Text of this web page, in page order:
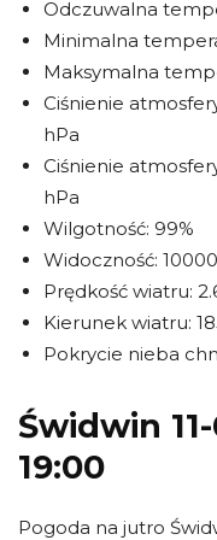
Odczuwalna
Minimalna
Maksymalna
Ciśnienie
hPa
Ciśnienie
hPa
Wilgotność: 99%
Widoczność:
Prędkość wiatru:
Kierunek wiatru:
Pokrycie nieba
Świdwin
19:00
Pogoda na jutro